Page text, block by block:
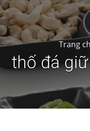
Trang
thố đá